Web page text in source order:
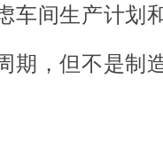
车间生产计划
期，但不是制